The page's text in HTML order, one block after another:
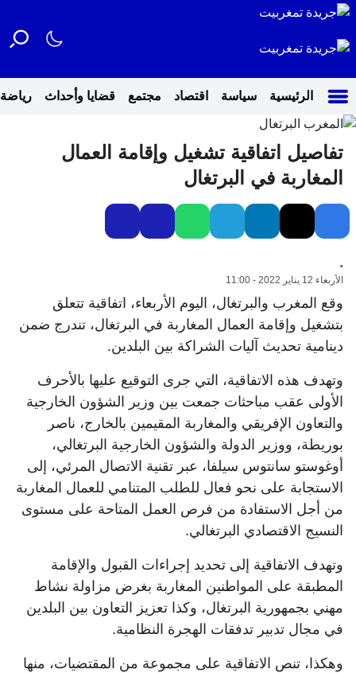
الرئيسية سياسة اقتصاد مجتمع قضايا وأحداث رياضة
تفاصيل اتفاقية تشغيل وإقامة العمال
المغاربة في البرتغال
.
الأربعاء 12 يناير 2022 - 11:00
وقع المغرب والبرتغال، اليوم الأربعاء، اتفاقية تتعلق
بتشغيل وإقامة العمال المغاربة في البرتغال، تندرج ضمن
دينامية تحديث آليات الشراكة بين البلدين.
وتهدف هذه الاتفاقية، التي جرى التوقيع عليها بالأحرف
الأولى عقب مباحثات جمعت بين وزير الشؤون الخارجية
والتعاون الإفريقي والمغاربة المقيمين بالخارج، ناصر
بوريطة، ووزير الدولة والشؤون الخارجية البرتغالي،
أوغوستو سانتوس سيلفا، عبر تقنية الاتصال المرئي، إلى
الاستجابة على نحو فعال للطلب المتنامي للعمال المغاربة
من أجل الاستفادة من فرص العمل المتاحة على مستوى
النسيج الاقتصادي البرتغالي.
وتهدف الاتفاقية إلى تحديد إجراءات القبول والإقامة
المطبقة على المواطنين المغاربة بغرض مزاولة نشاط
مهني بجمهورية البرتغال، وكذا تعزيز التعاون بين البلدين
في مجال تدبير تدفقات الهجرة النظامية.
وهكذا، تنص الاتفاقية على مجموعة من المقتضيات، منها